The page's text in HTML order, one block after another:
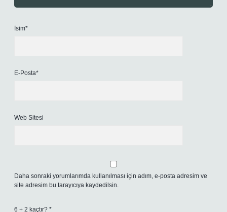
İsim*
E-Posta*
Web Sitesi
Daha sonraki yorumlarımda kullanılması için adım, e-posta adresim ve
site adresim bu tarayıcıya kaydedilsin.
6 + 2 kaçtır? *